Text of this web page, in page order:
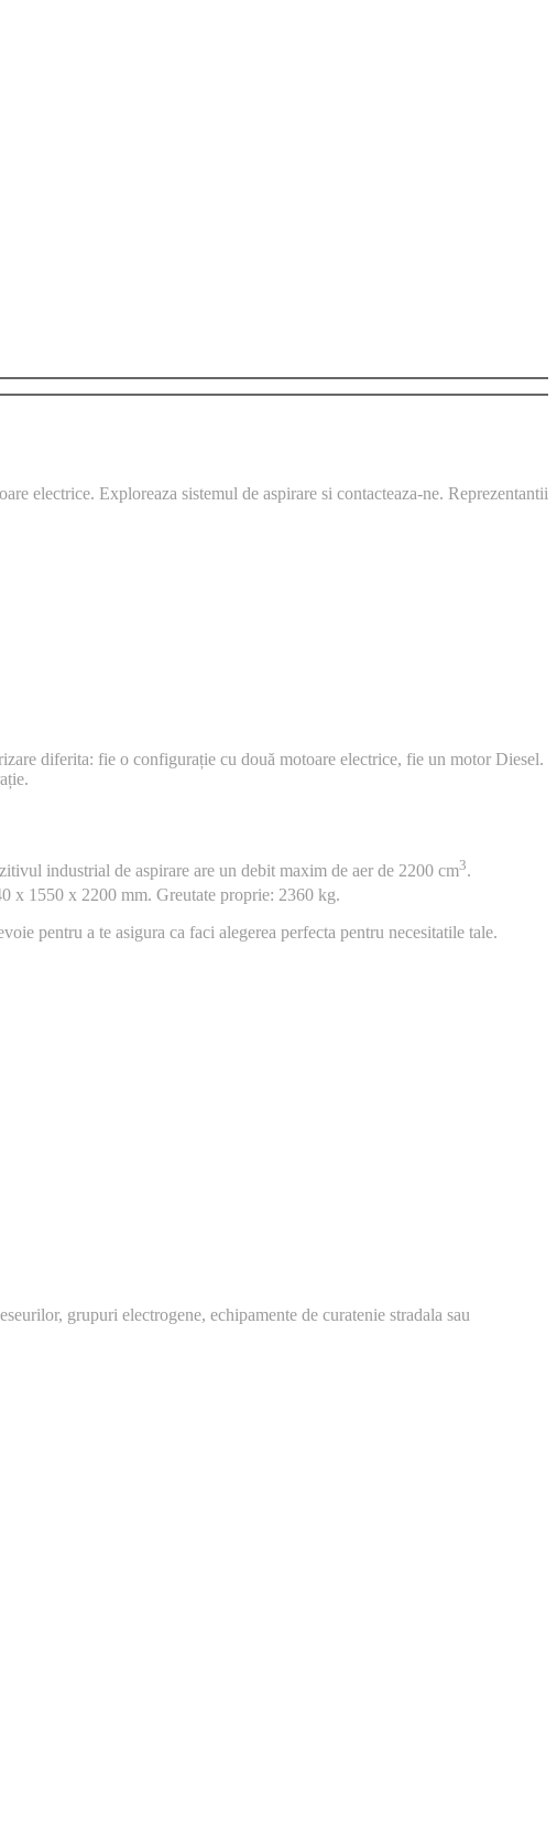
electrice. Exploreaza sistemul de aspirare si contacteaza-ne. Reprezentantii
diferita: fie o configurație cu două motoare electrice, fie un motor Diesel.
industrial de aspirare are un debit maxim de aer de 2200 cm3.
x 1550 x 2200 mm. Greutate proprie: 2360 kg.
pentru a te asigura ca faci alegerea perfecta pentru necesitatile tale.
grupuri electrogene, echipamente de curatenie stradala sau